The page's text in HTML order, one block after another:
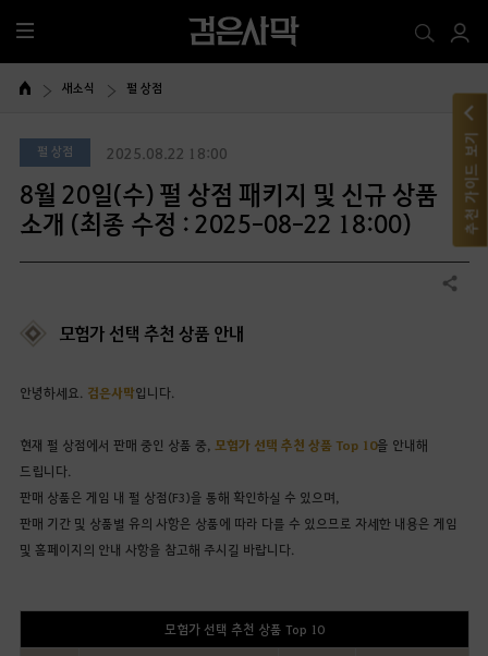
전
체
메
새소식 펄 상점
펄 상점 2025.08.22 18:00
8월 20일(수) 펄 상점 패키지 및 신규 상품
소개 (최종 수정 : 2025-08-22 18:00)
공유하기
모험가 선택 추천 상품 안내
안녕하세요. 검은사막입니다.
현재 펄 상점에서 판매 중인 상품 중, 모험가 선택 추천 상품 Top 10을 안내해
드립니다.
판매 상품은 게임 내 펄 상점(F3)을 통해 확인하실 수 있으며,
판매 기간 및 상품별 유의 사항은 상품에 따라 다를 수 있으므로 자세한 내용은 게임
및 홈페이지의 안내 사항을 참고해 주시길 바랍니다.
모험가 선택 추천 상품 Top 10
추천 가이드 보기